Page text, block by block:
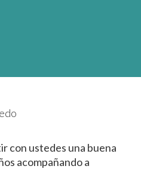
con ustedes una buena
acompañando a